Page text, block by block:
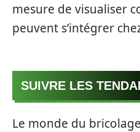
mesure de visualiser
peuvent s’intégrer
SUIVRE LES
Le monde du